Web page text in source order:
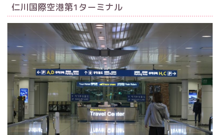
仁川国際空港第1ターミナル